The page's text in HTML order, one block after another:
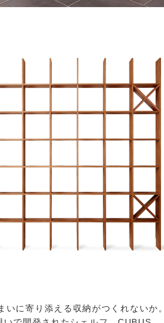
いに寄り添える収納がつくれないか。